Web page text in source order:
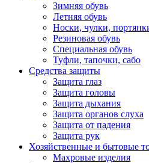
Зимняя обувь
Летняя обувь
Носки, чулки,
Резиновая обувь
Специальная обувь
Туфли, тапочки, сабо
Средства защиты
Защита глаз
Защита головы
Защита дыхания
Защита органов слуха
Защита от падения
Защита рук
Хозяйственные и бытовые
Махровые изделия